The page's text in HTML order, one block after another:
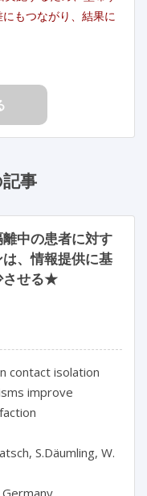
もつながり、結果に
事
中の患者に対す
、情報提供に基
させる★
contact isolation
improve
S.Däumling, W.